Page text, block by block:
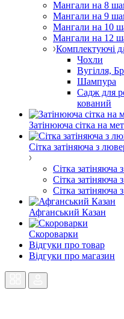
Мангали на 8
Мангали на 9
Мангали на 10
Мангали на 12
Комплектуючі
Чохли
Вугілля,
Шампура
Садж для
кований
Затінююча сітка на
Сітка затіняюча з
Сітка затіняюча
Сітка затіняюча
Сітка затіняюча
Афганський Казан
Скороварки
Відгуки про товар
Відгуки про магазин